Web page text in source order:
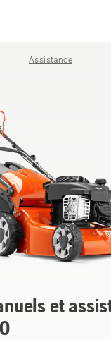
Assistance
et